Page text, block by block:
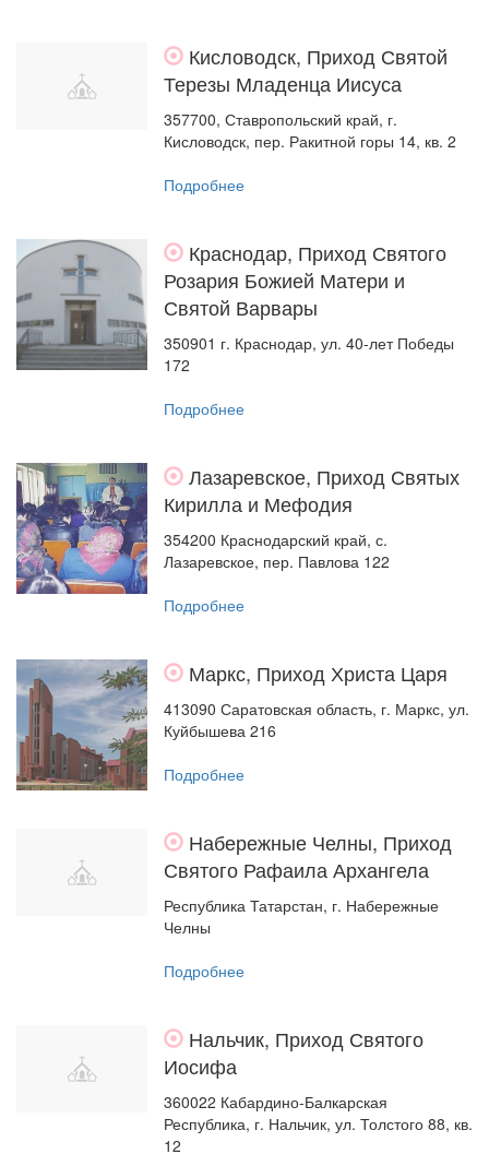
Кисловодск, Приход Святой
Терезы Младенца Иисуса
357700, Ставропольский край, г.
Кисловодск, пер. Ракитной горы 14, кв. 2
Подробнее
Краснодар, Приход Святого
Розария Божией Матери и
Святой Варвары
350901 г. Краснодар, ул. 40-лет Победы
172
Подробнее
Лазаревское, Приход Святых
Кирилла и Мефодия
354200 Краснодарский край, с.
Лазаревское, пер. Павлова 122
Подробнее
Маркс, Приход Христа Царя
413090 Саратовская область, г. Маркс, ул.
Куйбышева 216
Подробнее
Набережные Челны, Приход
Святого Рафаила Архангела
Республика Татарстан, г. Набережные
Челны
Подробнее
Нальчик, Приход Святого
Иосифа
360022 Кабардино-Балкарская
Республика, г. Нальчик, ул. Толстого 88, кв.
12